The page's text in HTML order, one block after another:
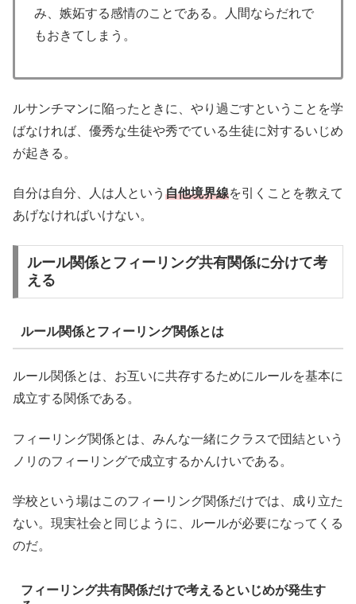
み、嫉妬する感情のことである。人間ならだれで
もおきてしまう。
ルサンチマンに陥ったときに、やり過ごすということを学
ばなければ、優秀な生徒や秀でている生徒に対するいじめ
が起きる。
自分は自分、人は人という 自他境界線を引くことを教えて
あげなければいけない。
ルール関係とフィーリング共有関係に分けて考
える
ルール関係とフィーリング関係とは
ルール関係とは、お互いに共存するためにルールを基本に
成立する関係である。
フィーリング関係とは、みんな一緒にクラスで団結という
ノリのフィーリングで成立するかんけいである。
学校という場はこのフィーリング関係だけでは、成り立た
ない。現実社会と同じように、ルールが必要になってくる
のだ。
フィーリング共有関係だけで考えるといじめが発生す